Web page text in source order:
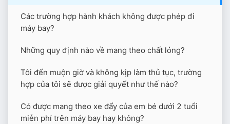
Các trường hợp hành khách không được phép đi
máy bay?
Những quy định nào về mang theo chất lỏng?
Tôi đến muộn giờ và không kịp làm thủ tục, trường
hợp của tôi sẽ được giải quyết như thế nào?
Có được mang theo xe đẩy của em bé dưới 2 tuổi
miễn phí trên máy bay hay không?